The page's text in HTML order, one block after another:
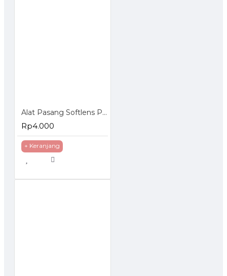
Alat Pasang Softlens Pinset Stick Contact Lens
Rp4.000
+ Keranjang